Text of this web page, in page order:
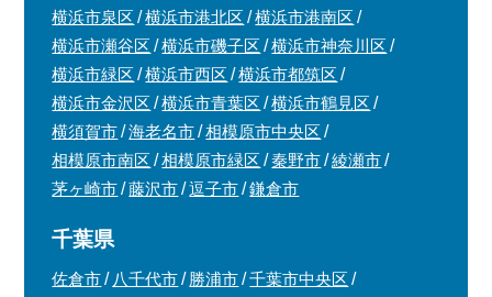
横浜市泉区
横浜市港北区
横浜市港南区
横浜市瀬谷区
横浜市磯子区
横浜市神奈川区
横浜市緑区
横浜市西区
横浜市都筑区
横浜市金沢区
横浜市青葉区
横浜市鶴見区
横須賀市
海老名市
相模原市中央区
相模原市南区
相模原市緑区 秦野市
綾瀬市
茅ヶ崎市
藤沢市 逗子市 鎌倉市
千葉県
佐倉市 八千代市 勝浦市
千葉市中央区